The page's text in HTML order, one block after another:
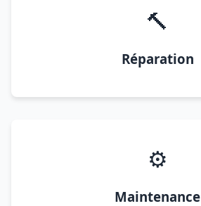
🔨
Réparation
⚙️
Maintenance